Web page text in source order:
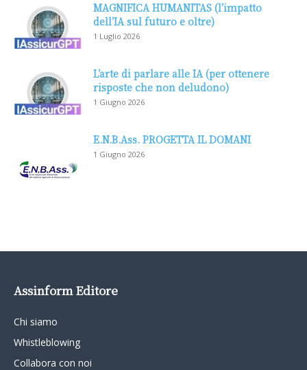
MAGNIFICA HUMANITAS (l’impatto
dell’IA sul futuro e oltre)
1 Luglio 2026
L’arte di parlare alle IA (per ottenere
risposte che non deludono)
1 Giugno 2026
E.N.B.Ass. PROGETTA IL DOMANI
1 Giugno 2026
Assinform Editore
Chi siamo
Whistleblowing
Collabora con noi